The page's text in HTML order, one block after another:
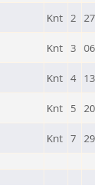
Knt 2
Knt 3
Knt 4
Knt 5
Knt 7